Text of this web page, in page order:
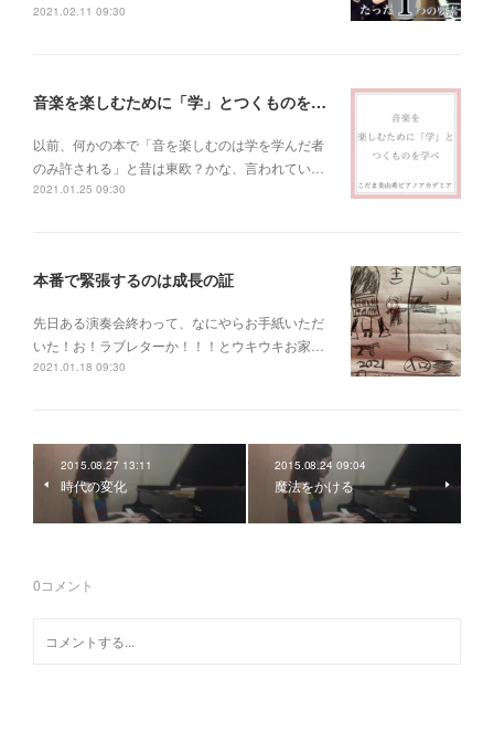
2021.02.11 09:30
音楽を楽しむために「学」とつくものを学べ！
以前、何かの本で「音を楽しむのは学を学んだ者
のみ許される」と昔は東欧？かな、言われてい…
2021.01.25 09:30
本番で緊張するのは成長の証
先日ある演奏会終わって、なにやらお手紙いただ
いた！お！ラブレターか！！！とウキウキお家…
2021.01.18 09:30
2015.08.27 13:11
時代の変化
2015.08.24 09:04
魔法をかける
0コメント